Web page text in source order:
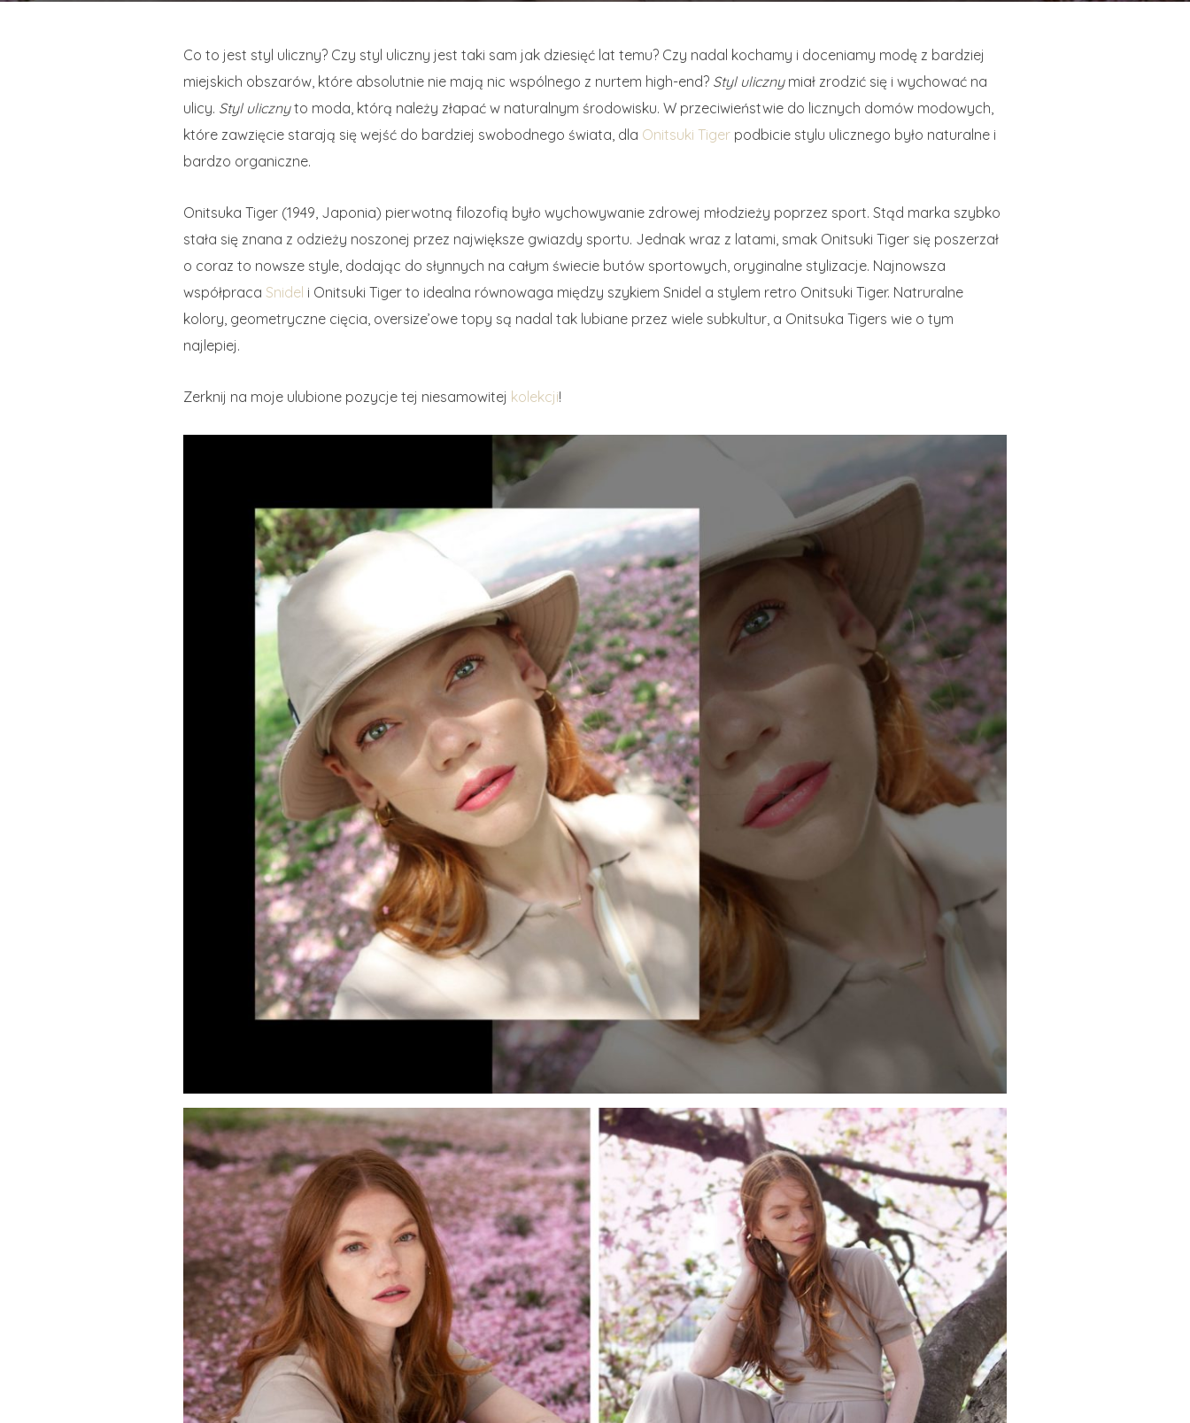
Co to jest styl uliczny? Czy styl uliczny jest taki sam jak dziesięć lat temu? Czy nadal kochamy i doceniamy modę z bardziej
miejskich obszarów, które absolutnie nie mają nic wspólnego z nurtem high-end? Styl ulicznymiał zrodzić się i wychować na
ulicy. Styl ulicznyto moda, którą należy złapać w naturalnym środowisku. W przeciwieństwie do licznych domów modowych,
które zawzięcie starają się wejść do bardziej swobodnego świata, dla Onitsuki Tiger podbicie stylu ulicznego było naturalne i
bardzo organiczne.
Onitsuka Tiger (1949, Japonia) pierwotną filozofią było wychowywanie zdrowej młodzieży poprzez sport. Stąd marka szybko
stała się znana z odzieży noszonej przez największe gwiazdy sportu. Jednak wraz z latami, smak Onitsuki Tiger się poszerzał
o coraz to nowsze style, dodając do słynnych na całym świecie butów sportowych, oryginalne stylizacje. Najnowsza
współpraca Snidel i Onitsuki Tiger to idealna równowaga między szykiem Snidel a stylem retro Onitsuki Tiger. Natruralne
kolory, geometryczne cięcia, oversize’owe topy są nadal tak lubiane przez wiele subkultur, a Onitsuka Tigers wie o tym
najlepiej.
Zerknij na moje ulubione pozycje tej niesamowitej kolekcji!